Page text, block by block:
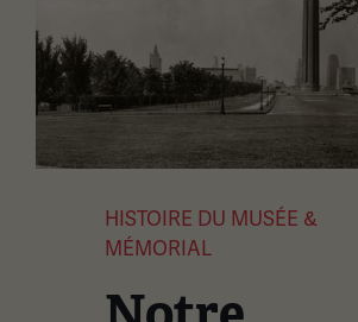
HISTOIRE DU MUSÉE &
MÉMORIAL